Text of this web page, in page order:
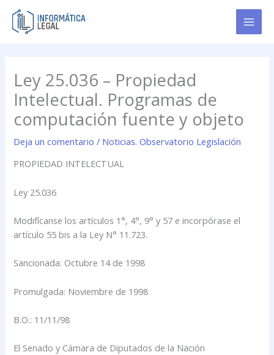
contenido
Ley 25.036 – Propiedad
Intelectual. Programas de
computación fuente y objeto
Deja un comentario / Noticias. Observatorio Legislación
PROPIEDAD INTELECTUAL
Ley 25.036
Modifícanse los artículos 1°, 4°, 9° y 57 e incorpórase el
artículo 55 bis a la Ley N° 11.723.
Sancionada: Octubre 14 de 1998
Promulgada: Noviembre de 1998
B.O.: 11/11/98
El Senado y Cámara de Diputados de la Nación